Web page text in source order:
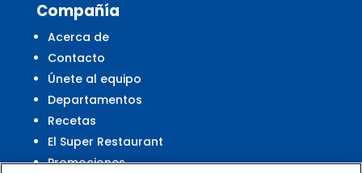
Compañía
Acerca de
Contacto
Únete al equipo
Departamentos
Recetas
El Super Restaurant
Promociones